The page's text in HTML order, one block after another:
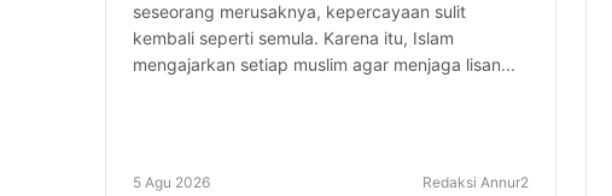
seseorang merusaknya, kepercayaan sulit
kembali seperti semula. Karena itu, Islam
mengajarkan setiap muslim agar menjaga lisan...
5 Agu 2026 Redaksi Annur2